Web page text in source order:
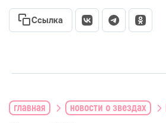
Ссылка
главная новости о звездах